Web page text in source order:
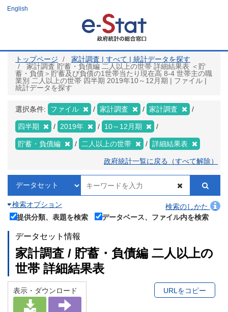
ツ
English
トップページ
家計調査 | すべて | 統計データを探す
家計調査 貯蓄・負債編 二人以上の世帯 詳細結果表 ＜貯
蓄・負債＞貯蓄及び負債の1世帯当たり現在高 8-4 世帯主の職
業別 二人以上の世帯 四半期 2019年10～12月期 | ファイル |
統計データを探す
選択条件: ファイル 家計調査 家計調査
四半期 2019年 10～12月期
貯蓄・負債編 二人以上の世帯 詳細結果表
政府統計一覧に戻る（すべて解除）
検索オプション
検索のしかた
提供分類、表題を検索
データベース、ファイル内を検索
データセット情報
家計調査 / 貯蓄・負債編 二人以上の
世帯 詳細結果表
表示・ダウンロード URLをコピー